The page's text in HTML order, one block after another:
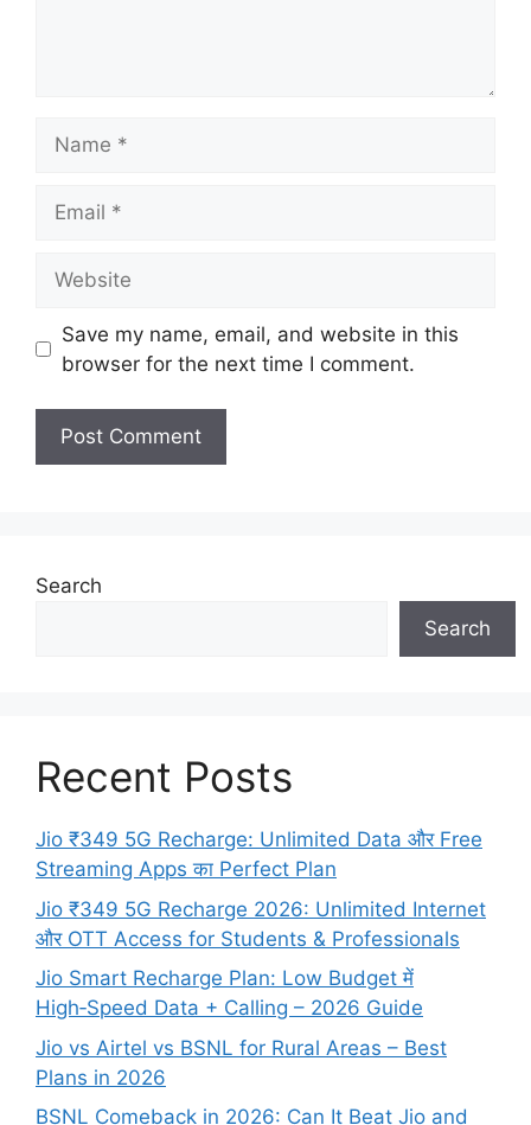
Save my name, email, and website in this
browser for the next time I comment.
Search
Search
Recent Posts
Jio ₹349 5G Recharge: Unlimited Data और Free
Streaming Apps का Perfect Plan
Jio ₹349 5G Recharge 2026: Unlimited Internet
और OTT Access for Students & Professionals
Jio Smart Recharge Plan: Low Budget में
High‑Speed Data + Calling – 2026 Guide
Jio vs Airtel vs BSNL for Rural Areas – Best
Plans in 2026
BSNL Comeback in 2026: Can It Beat Jio and